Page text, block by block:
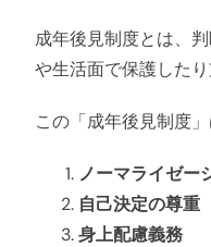
成年後見制度とは、
や生活面で保護した
この「成年後見制度」
ノーマライゼー
自己決定の尊重
身上配慮義務